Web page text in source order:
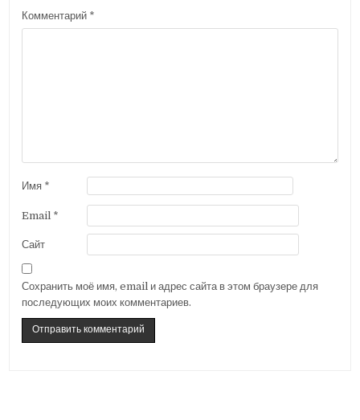
Комментарий *
Имя *
Email *
Сайт
Сохранить моё имя, email и адрес сайта в этом браузере для
последующих моих комментариев.